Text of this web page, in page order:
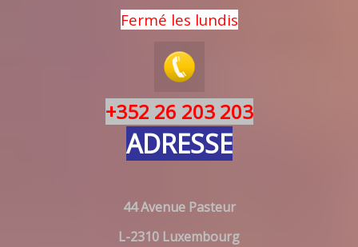
Fermé les lundis
+352 26 203 203
ADRESSE
44 Avenue Pasteur
L-2310 Luxembourg